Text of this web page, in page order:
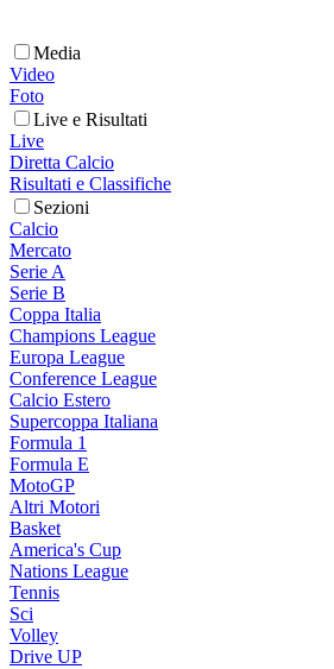
Media
Video
Foto
Live e Risultati
Live
Diretta Calcio
Risultati e Classifiche
Sezioni
Calcio
Mercato
Serie A
Serie B
Coppa Italia
Champions League
Europa League
Conference League
Calcio Estero
Supercoppa Italiana
Formula 1
Formula E
MotoGP
Altri Motori
Basket
America's Cup
Nations League
Tennis
Sci
Volley
Drive UP